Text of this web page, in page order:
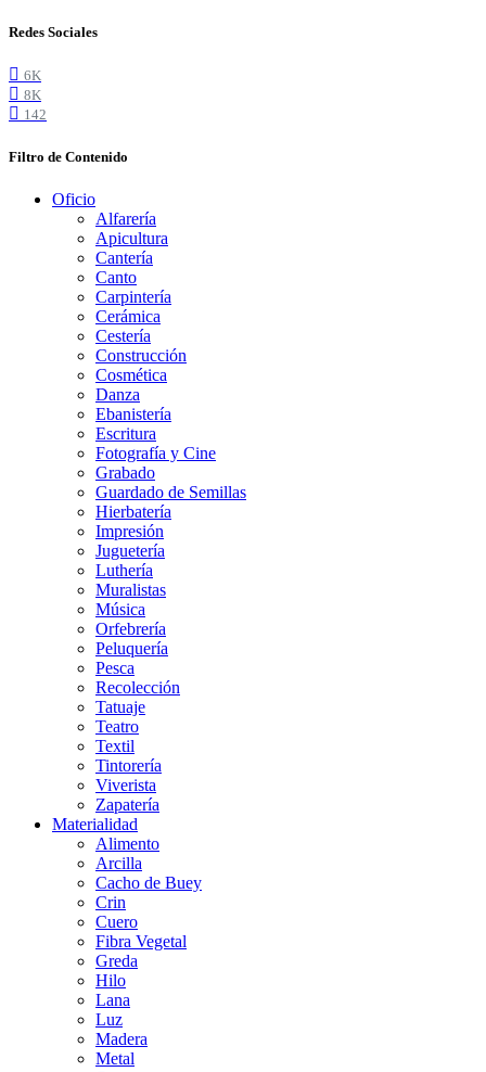
Redes Sociales
6K
8K
142
Filtro de Contenido
Oficio
Alfarería
Apicultura
Cantería
Canto
Carpintería
Cerámica
Cestería
Construcción
Cosmética
Danza
Ebanistería
Escritura
Fotografía y Cine
Grabado
Guardado de Semillas
Hierbatería
Impresión
Juguetería
Luthería
Muralistas
Música
Orfebrería
Peluquería
Pesca
Recolección
Tatuaje
Teatro
Textil
Tintorería
Viverista
Zapatería
Materialidad
Alimento
Arcilla
Cacho de Buey
Crin
Cuero
Fibra Vegetal
Greda
Hilo
Lana
Luz
Madera
Metal